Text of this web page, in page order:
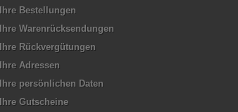
Ihre Bestellungen
Ihre Warenrücksendungen
Ihre Rückvergütungen
Ihre Adressen
Ihre persönlichen Daten
Ihre Gutscheine